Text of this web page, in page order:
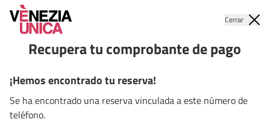
Cerrar
Recupera tu comprobante de pago
¡Hemos encontrado tu reserva!
Se ha encontrado una reserva vinculada a este número de
teléfono.